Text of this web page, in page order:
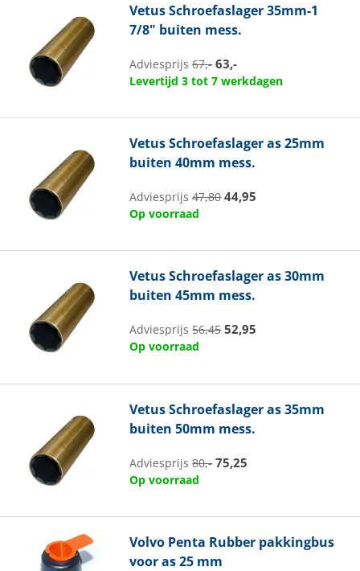
VetusSchroefaslager 35mm-1
7/8" buiten mess.
Adviesprijs67,- 63,-
Levertijd 3 tot 7 werkdagen
VetusSchroefaslager as 25mm
buiten 40mm mess.
Adviesprijs47,80 44,95
Op voorraad
VetusSchroefaslager as 30mm
buiten 45mm mess.
Adviesprijs56,45 52,95
Op voorraad
VetusSchroefaslager as 35mm
buiten 50mm mess.
Adviesprijs80,- 75,25
Op voorraad
Volvo Penta Rubber pakkingbus
voor as 25 mm